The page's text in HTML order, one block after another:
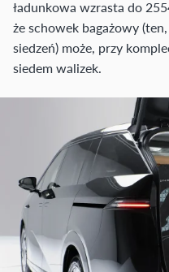
ładunkowa wzrasta do
że schowek bagażowy
siedzeń) może, przy
siedem walizek.